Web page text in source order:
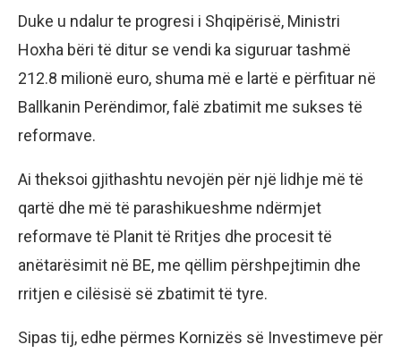
Duke u ndalur te progresi i Shqipërisë, Ministri
Hoxha bëri të ditur se vendi ka siguruar tashmë
212.8 milionë euro, shuma më e lartë e përfituar në
Ballkanin Perëndimor, falë zbatimit me sukses të
reformave.
Ai theksoi gjithashtu nevojën për një lidhje më të
qartë dhe më të parashikueshme ndërmjet
reformave të Planit të Rritjes dhe procesit të
anëtarësimit në BE, me qëllim përshpejtimin dhe
rritjen e cilësisë së zbatimit të tyre.
Sipas tij, edhe përmes Kornizës së Investimeve për